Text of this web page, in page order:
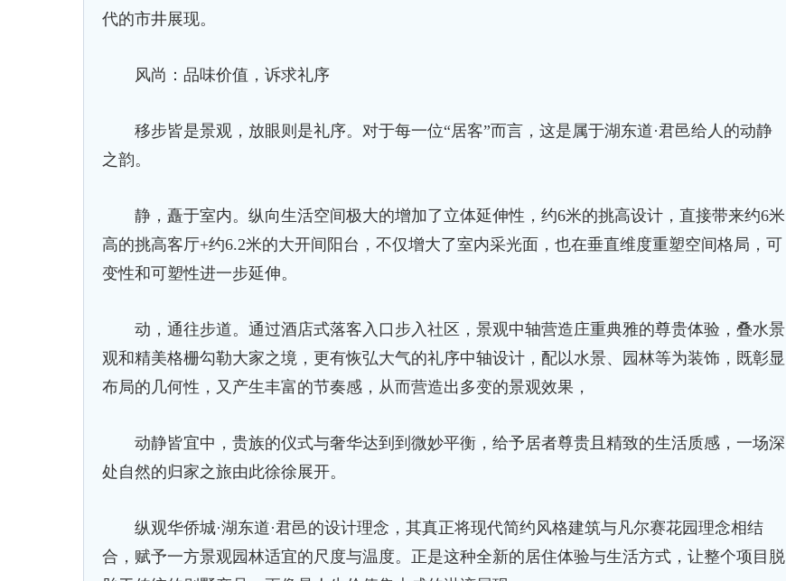
代的市井展现。
风尚：品味价值，诉求礼序
移步皆是景观，放眼则是礼序。对于每一位“居客”而言，这是属于湖东道·君邑给人的动静
之韵。
静，矗于室内。纵向生活空间极大的增加了立体延伸性，约6米的挑高设计，直接带来约6米
高的挑高客厅+约6.2米的大开间阳台，不仅增大了室内采光面，也在垂直维度重塑空间格局，可
变性和可塑性进一步延伸。
动，通往步道。通过酒店式落客入口步入社区，景观中轴营造庄重典雅的尊贵体验，叠水景
观和精美格栅勾勒大家之境，更有恢弘大气的礼序中轴设计，配以水景、园林等为装饰，既彰显
布局的几何性，又产生丰富的节奏感，从而营造出多变的景观效果，
动静皆宜中，贵族的仪式与奢华达到到微妙平衡，给予居者尊贵且精致的生活质感，一场深
处自然的归家之旅由此徐徐展开。
纵观华侨城·湖东道·君邑的设计理念，其真正将现代简约风格建筑与凡尔赛花园理念相结
合，赋予一方景观园林适宜的尺度与温度。正是这种全新的居住体验与生活方式，让整个项目脱